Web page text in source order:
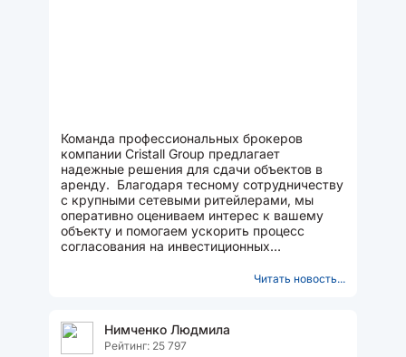
Команда профессиональных брокеров
компании Cristall Group предлагает
надежные решения для сдачи объектов в
аренду. Благодаря тесному сотрудничеству
с крупными сетевыми ритейлерами, мы
оперативно оцениваем интерес к вашему
объекту и помогаем ускорить процесс
согласования на инвестиционных
Читать новость...
Нимченко Людмила
Рейтинг: 25 797